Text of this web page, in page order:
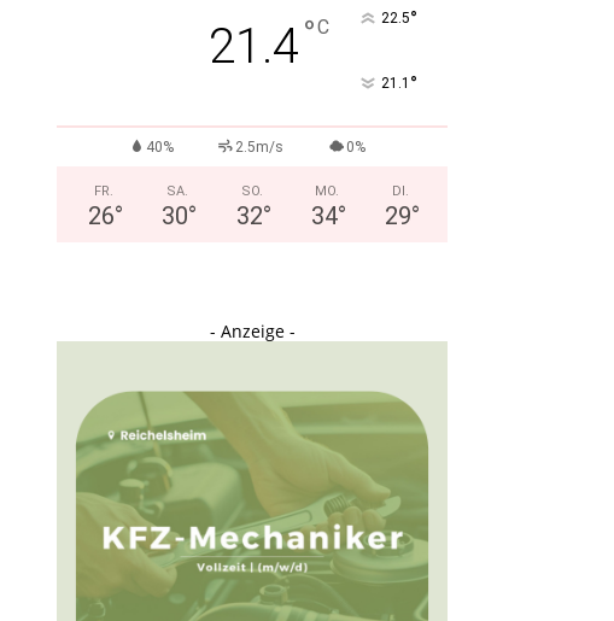
21.4°C 22.5°
21.1 °
40% 2.5m/s 0%
FR.
26°
SA.
30°
SO.
32°
MO.
34°
DI.
29°
- Anzeige -